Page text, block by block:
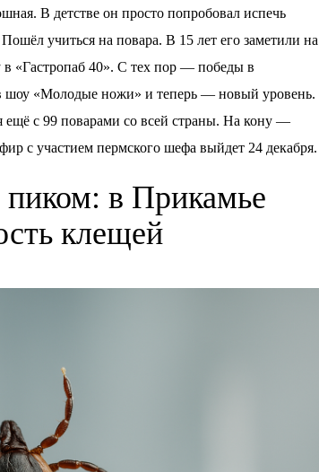
В детстве он просто попробовал испечь
учиться на повара. В 15 лет его заметили на
в «Гастропаб 40». С тех пор — победы в
шоу «Молодые ножи» и теперь — новый уровень.
ещё с 99 поварами со всей страны. На кону —
с участием пермского шефа выйдет 24 декабря.
в Прикамье
клещей